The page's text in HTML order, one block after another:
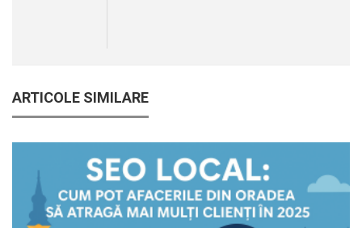
ARTICOLE SIMILARE